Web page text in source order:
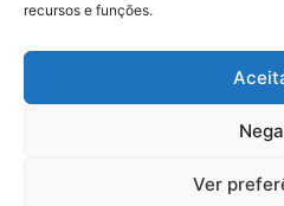
recursos e funções.
Ver
Termo de uso do usuário e assinante